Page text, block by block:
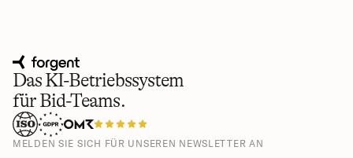
Das KI-Betriebssystem
für Bid-Teams.
MELDEN SIE SICH FÜR UNSEREN NEWSLETTER AN